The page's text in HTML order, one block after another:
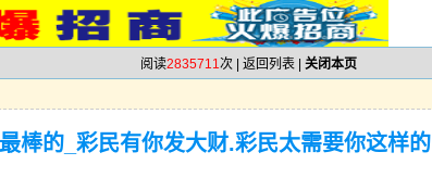
阅读2835711次 | 返回列表 关闭本页
棒的_彩民有你发大财.彩民太需要你这样的